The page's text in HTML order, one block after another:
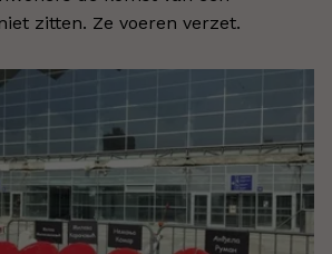
zitten. Ze voeren verzet.